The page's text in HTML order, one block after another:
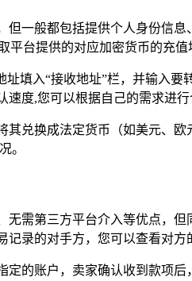
一般都包括提供个人身份信
台提供的对应加密货币的充值
填入“接收地址”栏，并输入要
度,您可以根据自己的需求进行
兑换成法定货币（如美元、
。
需第三方平台介入等优点，
录的对手方，您可以查看对方
的账户，卖家确认收到款项